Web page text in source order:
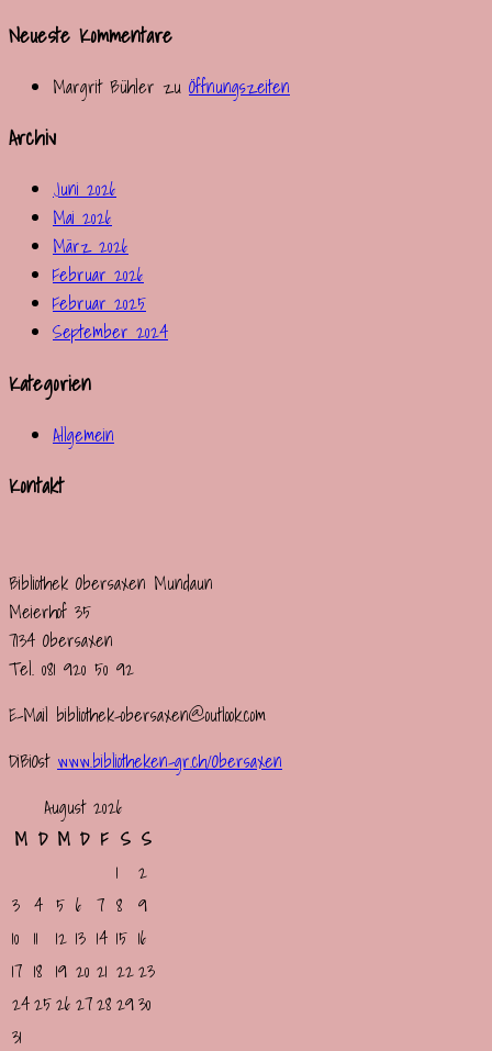
Neueste Kommentare
Margrit Bühler zu Öffnungszeiten
Archiv
Juni 2026
Mai 2026
März 2026
Februar 2026
Februar 2025
September 2024
Kategorien
Allgemein
Kontakt
Bibliothek Obersaxen Mundaun
Meierhof 35
7134 Obersaxen
Tel. 081 920 50 92
E-Mail bibliothek-obersaxen@outlook.com
DiBiOst www.bibliotheken-gr.ch/Obersaxen
August 2026
M D M D F S S
1
2
3 4 5 6 7 8 9
10 11 12 13 14 15 16
17 18 19 20 21 2223
24252627282930
31